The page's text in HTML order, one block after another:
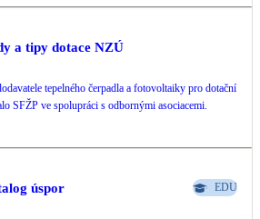
a tipy dotace NZÚ
tepelného čerpadla a fotovoltaiky pro dotační
SFŽP ve spolupráci s odbornými asociacemi.
úspor EDU